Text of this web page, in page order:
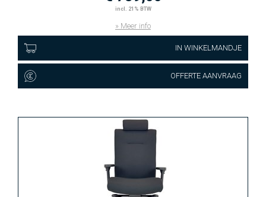
incl. 21% BTW
» Meer info
IN WINKELMANDJE
OFFERTE AANVRAAG